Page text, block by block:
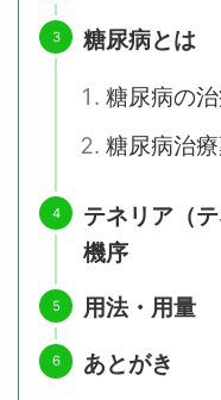
糖尿病とは
糖尿病の
糖尿病治
テネリア（
機序
用法・用量
あとがき